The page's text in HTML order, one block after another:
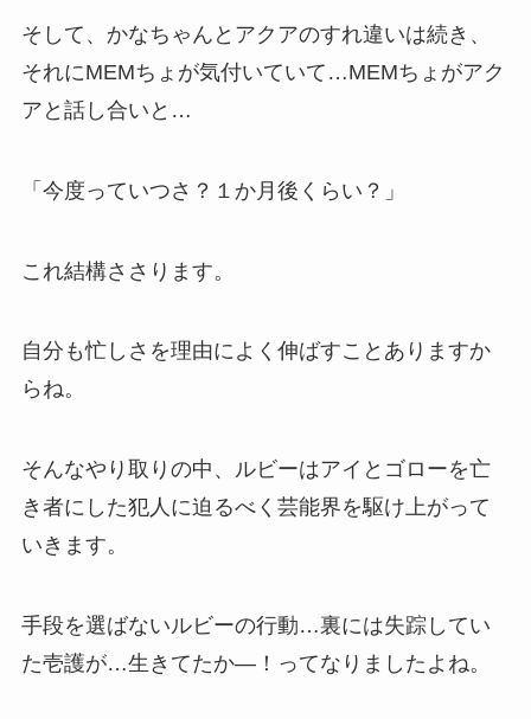
そして、かなちゃんとアクアのすれ違いは続き、
それにMEMちょが気付いていて…MEMちょがアク
アと話し合いと…
「今度っていつさ？１か月後くらい？」
これ結構ささります。
自分も忙しさを理由によく伸ばすことありますか
らね。
そんなやり取りの中、ルビーはアイとゴローを亡
き者にした犯人に迫るべく芸能界を駆け上がって
いきます。
手段を選ばないルビーの行動…裏には失踪してい
た壱護が…生きてたか―！ってなりましたよね。